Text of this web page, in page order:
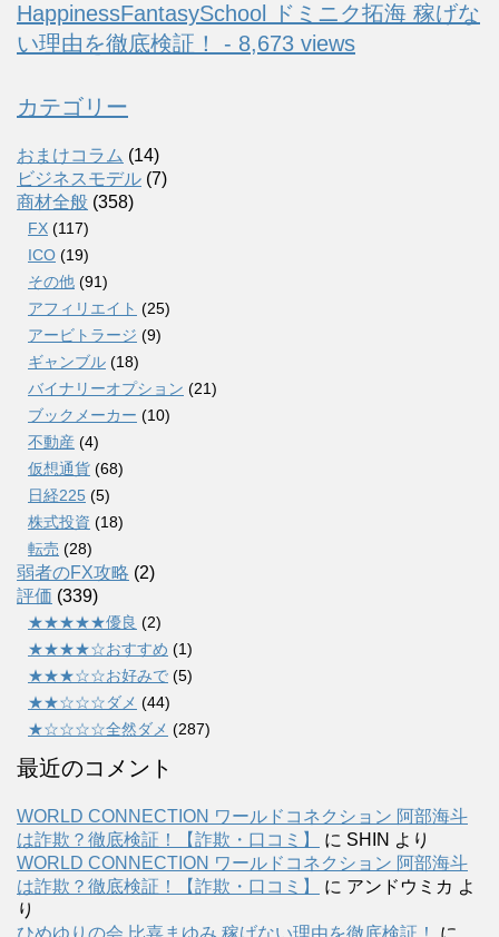
HappinessFantasySchool ドミニク拓海 稼げな
い理由を徹底検証！ - 8,673 views
カテゴリー
おまけコラム (14)
ビジネスモデル (7)
商材全般 (358)
FX (117)
ICO (19)
その他 (91)
アフィリエイト (25)
アービトラージ (9)
ギャンブル (18)
バイナリーオプション (21)
ブックメーカー (10)
不動産 (4)
仮想通貨 (68)
日経225 (5)
株式投資 (18)
転売 (28)
弱者のFX攻略 (2)
評価 (339)
★★★★★優良 (2)
★★★★☆おすすめ (1)
★★★☆☆お好みで (5)
★★☆☆☆ダメ (44)
★☆☆☆☆全然ダメ (287)
最近のコメント
WORLD CONNECTION ワールドコネクション 阿部海斗
は詐欺？徹底検証！【詐欺・口コミ】
に SHIN より
WORLD CONNECTION ワールドコネクション 阿部海斗
は詐欺？徹底検証！【詐欺・口コミ】
に アンドウミカ よ
り